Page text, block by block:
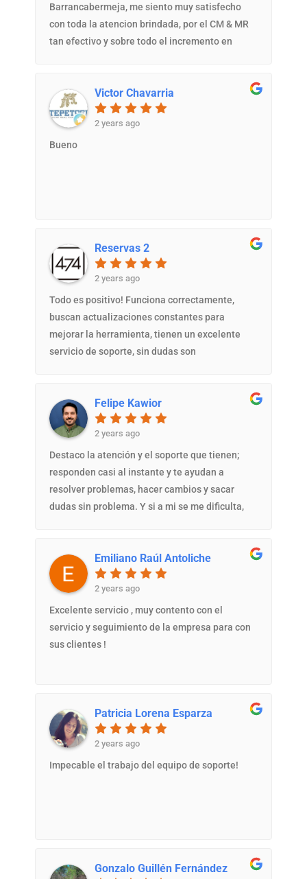
Barrancabermeja, me siento muy satisfecho
con toda la atencion brindada, por el CM & MR
tan efectivo y sobre todo el incremento en
Victor Chavarria
2 years ago
Bueno
Reservas 2
2 years ago
Todo es positivo! Funciona correctamente,
buscan actualizaciones constantes para
mejorar la herramienta, tienen un excelente
servicio de soporte, sin dudas son
Felipe Kawior
2 years ago
Destaco la atención y el soporte que tienen;
responden casi al instante y te ayudan a
resolver problemas, hacer cambios y sacar
dudas sin problema. Y si a mi se me dificulta,
Emiliano Raúl Antoliche
2 years ago
Excelente servicio , muy contento con el
servicio y seguimiento de la empresa para con
sus clientes !
Patricia Lorena Esparza
2 years ago
Impecable el trabajo del equipo de soporte!
Gonzalo Guillén Fernández